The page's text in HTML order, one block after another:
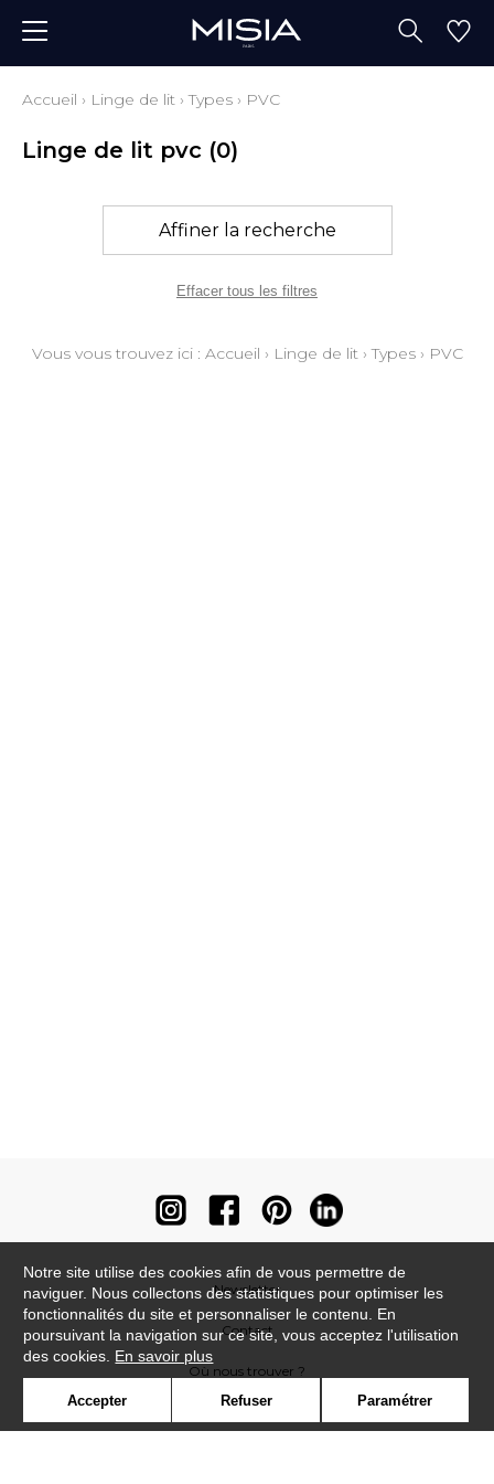
Accueil › Linge de lit ›Types › PVC
Linge de lit pvc (0)
Affiner la recherche
Effacer tous les filtres
Vous vous trouvez ici : Accueil › Linge de lit›Types› PVC
Newsletter
Contact
Où nous trouver ?
Notre site utilise des cookies afin de vous permettre de
naviguer. Nous collectons des statistiques pour optimiser les
fonctionnalités du site et personnaliser le contenu. En
poursuivant la navigation sur ce site, vous acceptez l'utilisation
des cookies. En savoir plus
Accepter Refuser Paramétrer